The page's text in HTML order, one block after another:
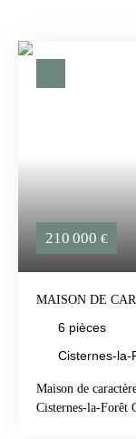
210 000 €
MAISON DE
6 pièces
Cisternes-la-
Maison de
Cisternes-la-Forêt